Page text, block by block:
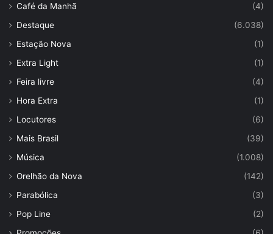
Café da Manhã
(4)
Destaque
(6.038)
Estação Nova
(1)
Extra Light
(1)
Feira livre
(4)
Hora Extra
(1)
Locutores
(6)
Mais Brasil
(39)
Música
(1.008)
Orelhão da Nova
(142)
Parabólica
(3)
Pop Line
(2)